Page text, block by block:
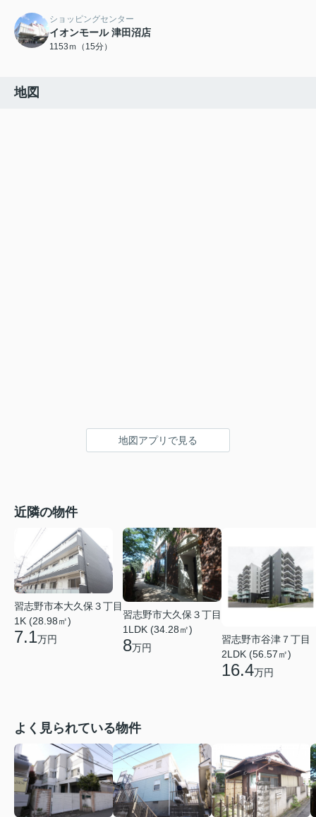
ショッピングセンター
イオンモール 津田沼店
1153ｍ（15分）
地図
地図アプリで見る
近隣の物件
習志野市本大久保３丁目
1K (28.98㎡)
7.1万円
習志野市大久保３丁目
1LDK (34.28㎡)
8万円
習志野市谷津７丁目
2LDK (56.57㎡)
16.4万円
よく見られている物件